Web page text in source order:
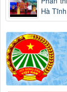
Hà Tĩnh